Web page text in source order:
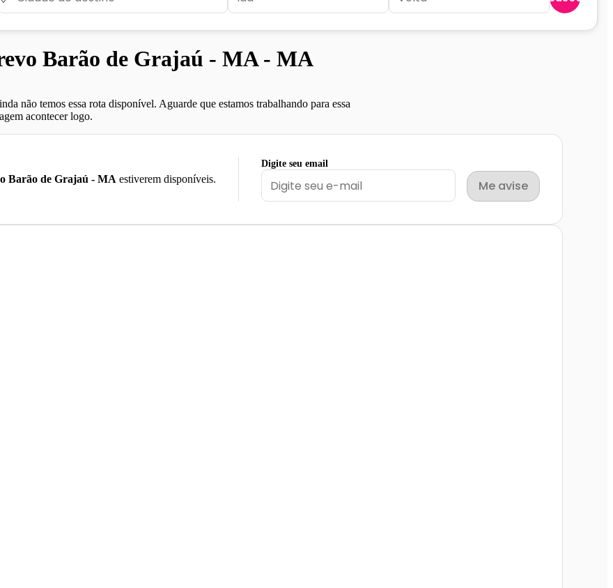
Barão de Grajaú - MA - MA
não temos essa rota disponível. Aguarde que estamos trabalhando para essa
acontecer logo.
Barão de Grajaú - MA estiverem disponíveis.
Digite seu email
Me avise